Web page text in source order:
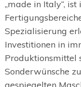
„made in Italy“, ist
Spezialisierung
Investitionen in
Produktionsmittel
Sonderwünsche
gespiegelten